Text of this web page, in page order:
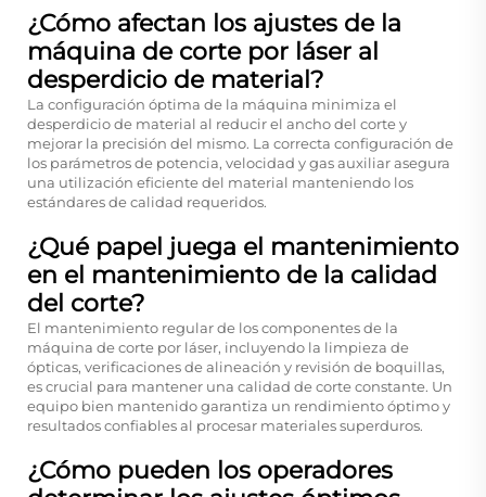
¿Cómo afectan los ajustes de la
máquina de corte por láser al
desperdicio de material?
La configuración óptima de la máquina minimiza el
desperdicio de material al reducir el ancho del corte y
mejorar la precisión del mismo. La correcta configuración de
los parámetros de potencia, velocidad y gas auxiliar asegura
una utilización eficiente del material manteniendo los
estándares de calidad requeridos.
¿Qué papel juega el mantenimiento
en el mantenimiento de la calidad
del corte?
El mantenimiento regular de los componentes de la
máquina de corte por láser, incluyendo la limpieza de
ópticas, verificaciones de alineación y revisión de boquillas,
es crucial para mantener una calidad de corte constante. Un
equipo bien mantenido garantiza un rendimiento óptimo y
resultados confiables al procesar materiales superduros.
¿Cómo pueden los operadores